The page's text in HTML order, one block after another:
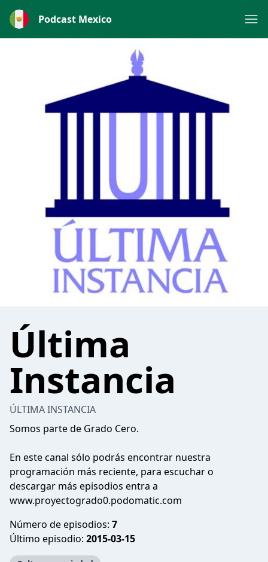
Podcast Mexico
Última
Instancia
ÚLTIMA INSTANCIA
Somos parte de Grado Cero.
En este canal sólo podrás encontrar nuestra
programación más reciente, para escuchar o
descargar más episodios entra a
www.proyectogrado0.podomatic.com
Número de episodios: 7
Último episodio: 2015-03-15